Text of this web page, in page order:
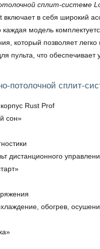
сплит-системе
включает в себя широкий
каждая модель
который позволяет
пульта, что обеспечивает
потолочной сплит-
Rust Prof
сон»
дистанционного
обогрев,